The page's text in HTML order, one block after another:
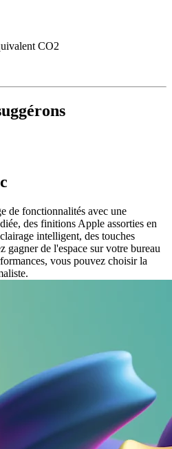
CO2
de fonctionnalités avec une
des finitions Apple assorties en
intelligent, des touches
gagner de l'espace sur votre bureau
vous pouvez choisir la